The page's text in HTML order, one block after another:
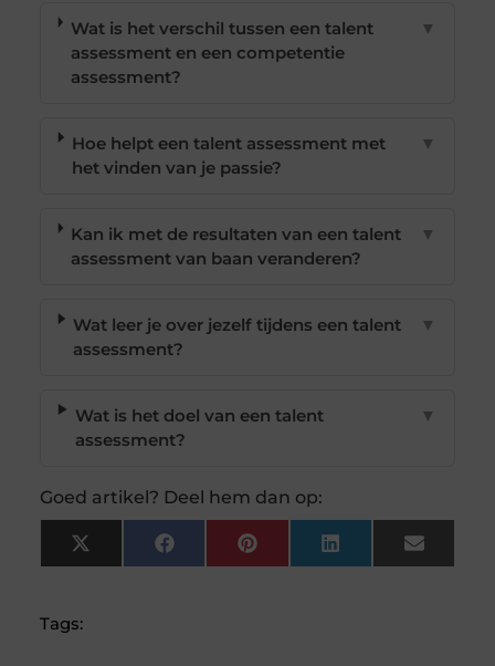
Wat is het verschil tussen een talent
assessment en een competentie
assessment?
▼
Hoe helpt een talent assessment met
het vinden van je passie?
▼
Kan ik met de resultaten van een talent
assessment van baan veranderen?
▼
Wat leer je over jezelf tijdens een talent
assessment?
▼
Wat is het doel van een talent
assessment?
▼
Goed artikel? Deel hem dan op:
X
(Twitter)
FacebookPinterest LinkedIn Email
Tags: